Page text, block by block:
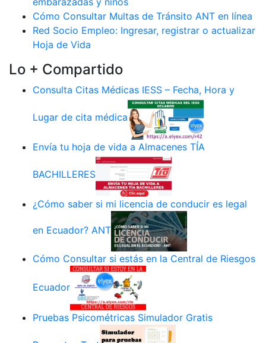
Cómo Consultar Multas de Tránsito ANT en línea
Red Socio Empleo: Ingresar, registrar o actualizar
Hoja de Vida
Lo + Compartido
Consulta Citas Médicas IESS – Fecha, Hora y
Lugar de cita médica
Envía tu hoja de vida a Almacenes TÍA
BACHILLERES
¿Cómo saber si mi licencia de conducir es legal
en Ecuador? ANT
Cómo Consultar si estás en la Central de Riesgos
Ecuador
Pruebas Psicométricas Simulador Gratis